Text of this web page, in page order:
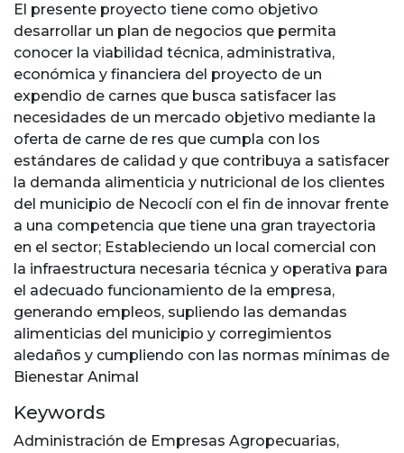
El presente proyecto tiene como objetivo
desarrollar un plan de negocios que permita
conocer la viabilidad técnica, administrativa,
económica y financiera del proyecto de un
expendio de carnes que busca satisfacer las
necesidades de un mercado objetivo mediante la
oferta de carne de res que cumpla con los
estándares de calidad y que contribuya a satisfacer
la demanda alimenticia y nutricional de los clientes
del municipio de Necoclí con el fin de innovar frente
a una competencia que tiene una gran trayectoria
en el sector; Estableciendo un local comercial con
la infraestructura necesaria técnica y operativa para
el adecuado funcionamiento de la empresa,
generando empleos, supliendo las demandas
alimenticias del municipio y corregimientos
aledaños y cumpliendo con las normas mínimas de
Bienestar Animal
Keywords
Administración de Empresas Agropecuarias,